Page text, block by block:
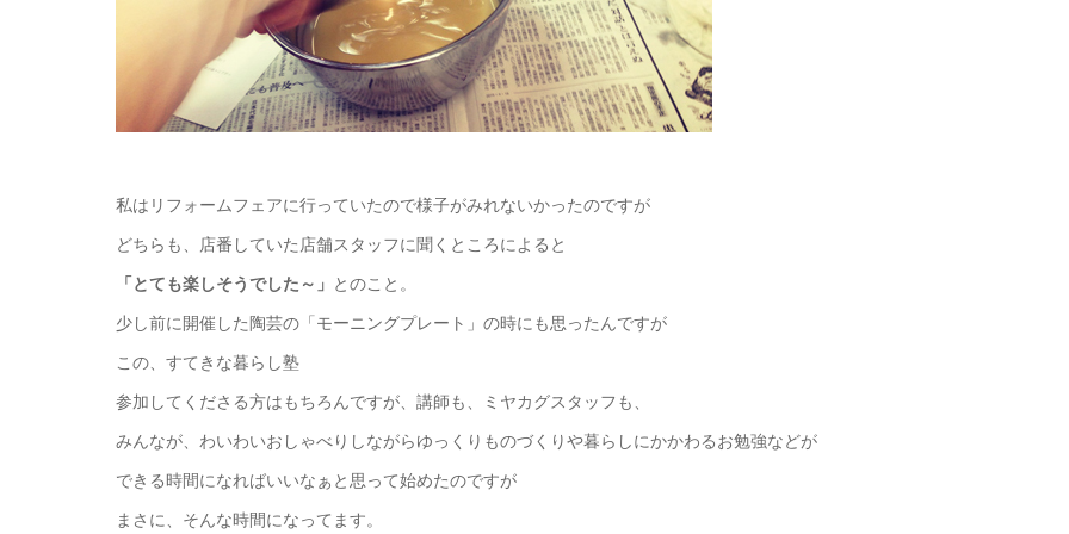
私はリフォームフェアに行っていたので様子がみれないかったのですが
どちらも、店番していた店舗スタッフに聞くところによると
「とても楽しそうでした～」 とのこと。
少し前に開催した陶芸の「モーニングプレート」の時にも思ったんですが
この、すてきな暮らし塾
参加してくださる方はもちろんですが、講師も、ミヤカグスタッフも、
みんなが、わいわいおしゃべりしながらゆっくりものづくりや暮らしにかかわるお勉強などが
できる時間になればいいなぁと思って始めたのですが
まさに、そんな時間になってます。